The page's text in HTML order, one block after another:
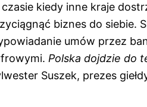
kiedy inne kraje
biznes do siebie.
umów przez
Polska dojdzie do
Suszek, prezes